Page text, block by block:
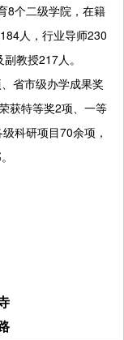
8个二级学院，在籍
人，行业导师230
教授217人。
省市级办学成果奖
获特等奖2项、一等
科研项目70余项，